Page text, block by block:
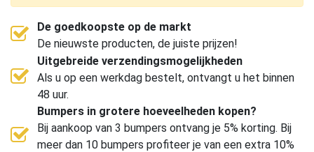
De goedkoopste op de markt
De nieuwste producten, de juiste prijzen!
Uitgebreide verzendingsmogelijkheden
Als u op een werkdag bestelt, ontvangt u het binnen
48 uur.
Bumpers in grotere hoeveelheden kopen?
Bij aankoop van 3 bumpers ontvang je 5% korting. Bij
meer dan 10 bumpers profiteer je van een extra 10%